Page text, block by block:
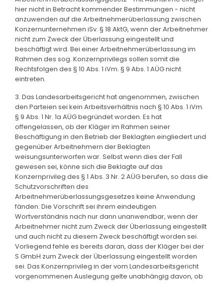
hier nicht in Betracht kommender Bestimmungen - nicht
anzuwenden auf die Arbeitnehmerüberlassung zwischen
Konzernunternehmen iSv. § 18 AktG, wenn der Arbeitnehmer
nicht zum Zweck der Überlassung eingestellt und
beschäftigt wird. Bei einer Arbeitnehmerüberlassung im
Rahmen des sog. Konzernprivilegs sollen somit die
Rechtsfolgen des § 10 Abs. 1 iVm. § 9 Abs. 1 AÜG nicht
eintreten.
3. Das Landesarbeitsgericht hat angenommen, zwischen
den Parteien sei kein Arbeitsverhältnis nach § 10 Abs. 1 iVm.
§ 9 Abs. 1 Nr. 1a AÜG begründet worden. Es hat
offengelassen, ob der Kläger im Rahmen seiner
Beschäftigung in den Betrieb der Beklagten eingliedert und
gegenüber Arbeitnehmern der Beklagten
weisungsunterworfen war. Selbst wenn dies der Fall
gewesen sei, könne sich die Beklagte auf das
Konzernprivileg des § 1 Abs. 3 Nr. 2 AÜG berufen, so dass die
Schutzvorschriften des
Arbeitnehmerüberlassungsgesetzes keine Anwendung
fänden. Die Vorschrift sei ihrem eindeutigen
Wortverständnis nach nur dann unanwendbar, wenn der
Arbeitnehmer nicht zum Zweck der Überlassung eingestellt
und auch nicht zu diesem Zweck beschäftigt worden sei.
Vorliegend fehle es bereits daran, dass der Kläger bei der
S GmbH zum Zweck der Überlassung eingestellt worden
sei. Das Konzernprivileg in der vom Landesarbeitsgericht
vorgenommenen Auslegung gelte unabhängig davon, ob